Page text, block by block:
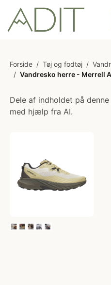
Forside / Tøj og fodtøj /
/ Vandresko herre - Merrell
Dele af indholdet på
med hjælp fra AI.